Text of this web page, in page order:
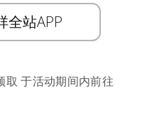
全站APP
取 于活动期间内前往